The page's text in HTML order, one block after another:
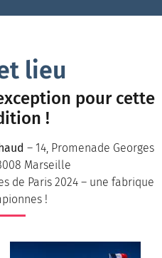
lieu
pour cette
!
– 14, Promenade Georges
Marseille
de Paris 2024 – une fabrique
!